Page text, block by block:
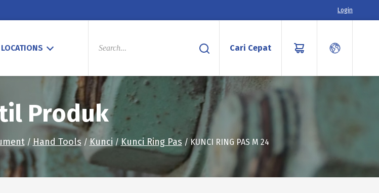
Login
LOCATIONS
PRODUCTS
Cari Cepat
Produk
/ Hand Tools /Kunci / Kunci Ring Pas / KUNCI RING PAS M 24